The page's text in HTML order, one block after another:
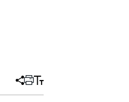
分
文
打 调
大